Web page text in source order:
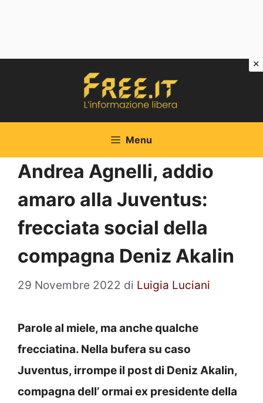
Menu
Andrea Agnelli, addio
amaro alla Juventus:
frecciata social della
compagna Deniz Akalin
29 Novembre 2022 di Luigia Luciani
Parole al miele, ma anche qualche
frecciatina. Nella bufera su caso
Juventus, irrompe il post di Deniz Akalin,
compagna dell’ ormai ex presidente della